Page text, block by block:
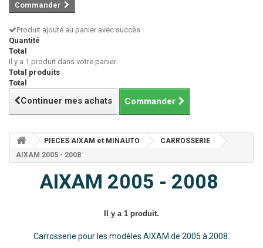
Commander
Produit ajouté au panier avec succès
Quantité
Total
Il y a 1 produit dans votre panier.
Total produits
Total
Continuer mes achats Commander
PIECES AIXAM et MINAUTO
CARROSSERIE
AIXAM 2005 - 2008
AIXAM 2005 - 2008
Il y a 1 produit.
Carrosserie pour les modèles AIXAM de 2005 à 2008.